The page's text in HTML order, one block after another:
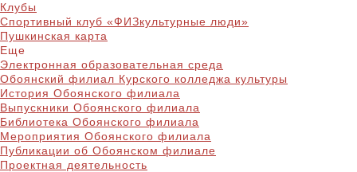
Клубы
Спортивный клуб «ФИЗкультурные люди»
Пушкинская карта
Еще
Электронная образовательная среда
Обоянский филиал Курского колледжа культуры
История Обоянского филиала
Выпускники Обоянского филиала
Библиотека Обоянского филиала
Мероприятия Обоянского филиала
Публикации об Обоянском филиале
Проектная деятельность